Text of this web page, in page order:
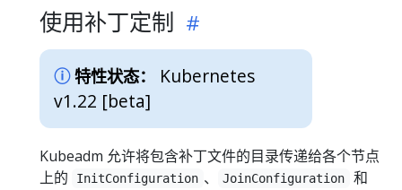
使用补丁定制
特性状态：
Kubernetes
v1.22 [beta]
Kubeadm 允许将包含补丁文件的目录传递给各个节点
上的
InitConfiguration 、 JoinConfiguration 和